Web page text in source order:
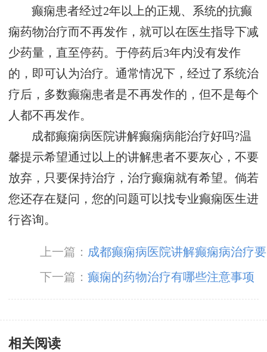
癫痫患者经过2年以上的正规、系统的抗癫
痫药物治疗而不再发作，就可以在医生指导下减
少药量，直至停药。于停药后3年内没有发作
的，即可认为治疗。通常情况下，经过了系统治
疗后，多数癫痫患者是不再发作的，但不是每个
人都不再发作。
成都癫痫病医院讲解癫痫病能治疗好吗?温
馨提示希望通过以上的讲解患者不要灰心，不要
放弃，只要保持治疗，治疗癫痫就有希望。倘若
您还存在疑问，您的问题可以找专业癫痫医生进
行咨询。
上一篇： 成都癫痫病医院讲解癫痫病治疗要
多少钱下一篇：癫痫的药物治疗有哪些注意事项
相关阅读